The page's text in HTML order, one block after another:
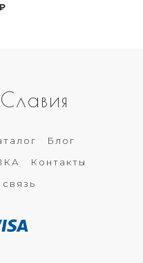
Блог
Контакты